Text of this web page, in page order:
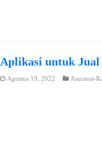
Aplikasi untuk Jual
Agustus 19, 2022 Asuransi-